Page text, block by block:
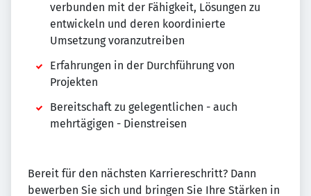
verbunden mit der Fähigkeit, Lösungen zu
entwickeln und deren koordinierte
Umsetzung voranzutreiben
Erfahrungen in der Durchführung von
Projekten
Bereitschaft zu gelegentlichen - auch
mehrtägigen - Dienstreisen
Bereit für den nächsten Karriereschritt? Dann
bewerben Sie sich und bringen Sie Ihre Stärken in